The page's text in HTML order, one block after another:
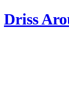
Driss